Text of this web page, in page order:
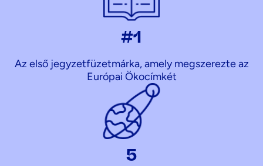
#1
Az első jegyzetfüzetmárka, amely megszerezte az
Európai Ökocímkét
5